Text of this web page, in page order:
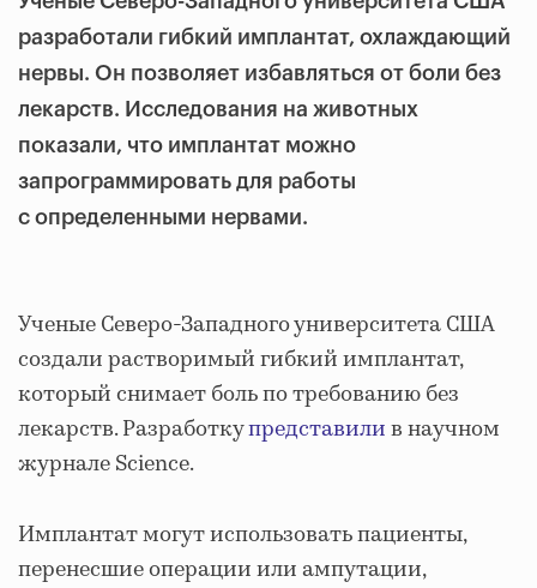
разработали гибкий имплантат, охлаждающий
нервы. Он позволяет избавляться от боли без
лекарств. Исследования на животных
показали, что имплантат можно
запрограммировать для работы
с определенными нервами.
Ученые Северо-Западного университета США
создали растворимый гибкий имплантат,
который снимает боль по требованию без
лекарств. Разработкупредставилив научном
журнале Science.
Имплантат могут использовать пациенты,
перенесшие операции или ампутации,